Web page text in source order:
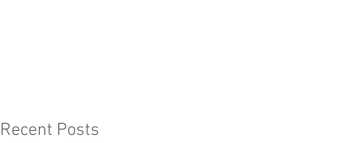
Recent Posts